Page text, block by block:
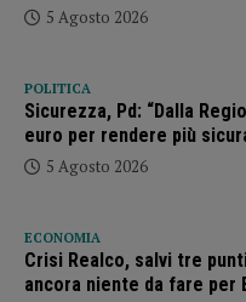
5 Agosto 2026
POLITICA
Sicurezza, Pd: “Dalla
euro per rendere più
5 Agosto 2026
ECONOMIA
Crisi Realco, salvi tre
ancora niente da fare per